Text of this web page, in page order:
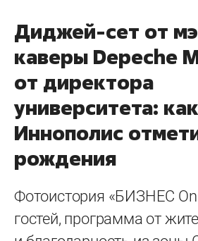
Диджей-сет от
каверы Depeche
от директора
университета: как
Иннополис
рождения
Фотоистория «БИЗНЕС
гостей, программа от